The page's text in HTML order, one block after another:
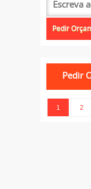
1 2